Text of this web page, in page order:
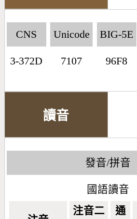
CNS
3-372D
Unicode
7107
BIG-5E
96F8
讀音
發音/拼音
國語讀音
注音二 通